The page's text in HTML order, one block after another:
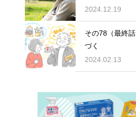
2024.12.19
その78（最終
づく
2024.02.13